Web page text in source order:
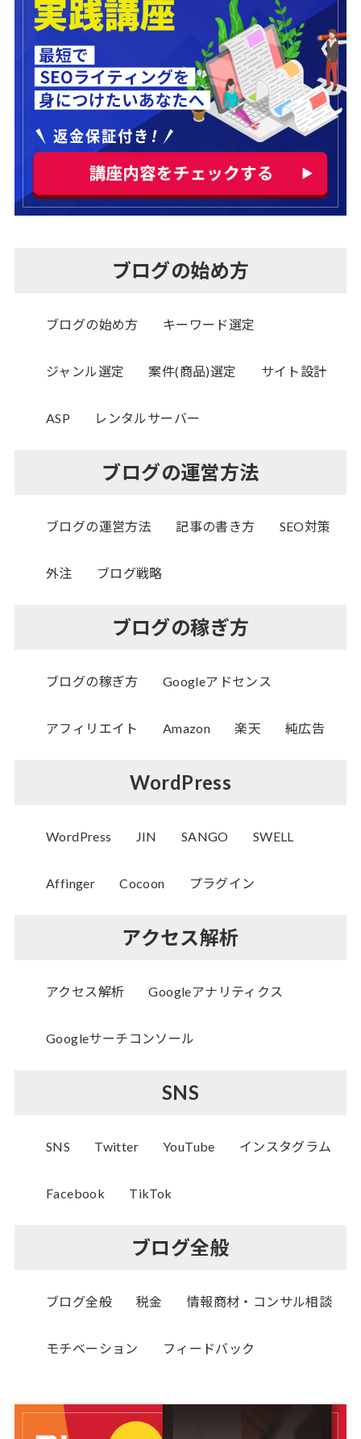
ブログの始め方
ブログの始め方 キーワード選定
ジャンル選定 案件(商品)選定 サイト設計
ASP レンタルサーバー
ブログの運営方法
ブログの運営方法 記事の書き方 SEO対策
外注 ブログ戦略
ブログの稼ぎ方
ブログの稼ぎ方 Googleアドセンス
アフィリエイト Amazon 楽天 純広告
WordPress
WordPress JIN SANGO SWELL
Affinger Cocoon プラグイン
アクセス解析
アクセス解析 Googleアナリティクス
Googleサーチコンソール
SNS
SNS Twitter YouTube インスタグラム
Facebook TikTok
ブログ全般
ブログ全般 税金 情報商材・コンサル相談
モチベーション フィードバック